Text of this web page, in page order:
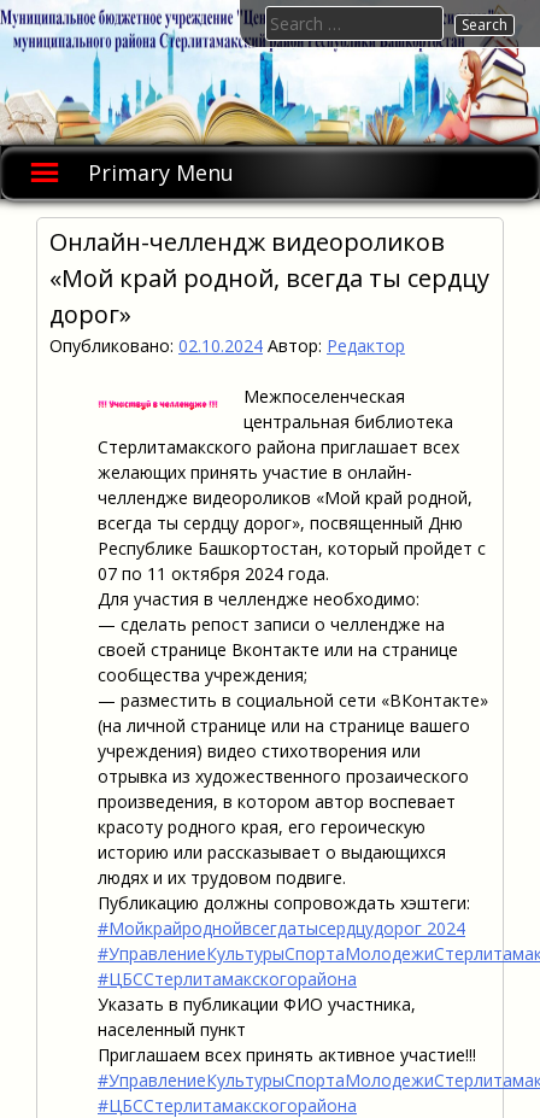
Skip
to
Primary Menu
Search
for:
Онлайн-челлендж видеороликов
«Мой край родной, всегда ты сердцу
дорог»
Опубликовано: 02.10.2024 Автор: Редактор
Межпоселенческая
центральная библиотека
Стерлитамакского района приглашает всех
желающих принять участие в онлайн-
челлендже видеороликов «Мой край родной,
всегда ты сердцу дорог», посвященный Дню
Республике Башкортостан, который пройдет с
07 по 11 октября 2024 года.
Для участия в челлендже необходимо:
— сделать репост записи о челлендже на
своей странице Вконтакте или на странице
сообщества учреждения;
— разместить в социальной сети «ВКонтакте»
(на личной странице или на странице вашего
учреждения) видео стихотворения или
отрывка из художественного прозаического
произведения, в котором автор воспевает
красоту родного края, его героическую
историю или рассказывает о выдающихся
людях и их трудовом подвиге.
Публикацию должны сопровождать хэштеги:
#Мойкрайроднойвсегдатысердцудорог 2024
#ЦБССтерлитамакскогорайона
Указать в публикации ФИО участника,
населенный пункт
Приглашаем всех принять активное участие!!!
#ЦБССтерлитамакскогорайона